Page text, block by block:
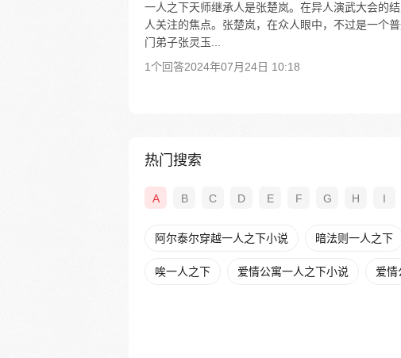
一人之下天师继承人是张楚岚。在异人演武大会的
人关注的焦点。张楚岚，在众人眼中，不过是一个
门弟子张灵玉...
1个回答2024年07月24日 10:18
热门搜索
A B C D E F G H I
阿尔泰尔穿越一人之下小说 暗法则一人之下
唉一人之下 爱情公寓一人之下小说 爱情